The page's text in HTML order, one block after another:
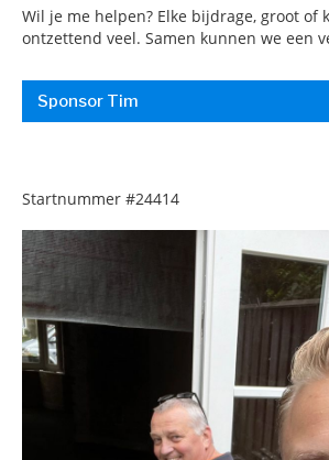
Wil je me helpen? Elke bijdrage, groot of
ontzettend veel. Samen kunnen we een
Sponsor Tim
Startnummer #24414